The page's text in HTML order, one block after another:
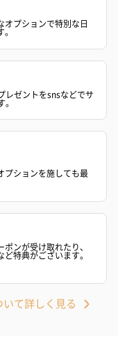
オプションで特別な日
。
レゼントをsnsなどでサ
プションを施しても最
ンが受け取れたり、
特典がございます。
て詳しく見る